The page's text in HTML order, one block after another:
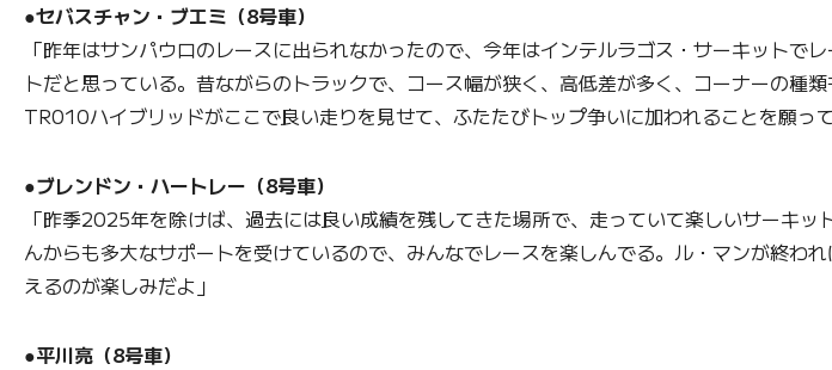
●セバスチャン・ブエミ（8号車）
「昨年はサンパウロのレースに出られなかったので、今年はインテルラゴス・サーキットで
トだと思っている。昔ながらのトラックで、コース幅が狭く、高低差が多く、コーナーの種
TR010ハイブリッドがここで良い走りを見せて、ふたたびトップ争いに加われることを願っ
●ブレンドン・ハートレー（8号車）
「昨季2025年を除けば、過去には良い成績を残してきた場所で、走っていて楽しいサーキ
んからも多大なサポートを受けているので、みんなでレースを楽しんでる。ル・マンが終わ
えるのが楽しみだよ」
●平川亮（8号車）